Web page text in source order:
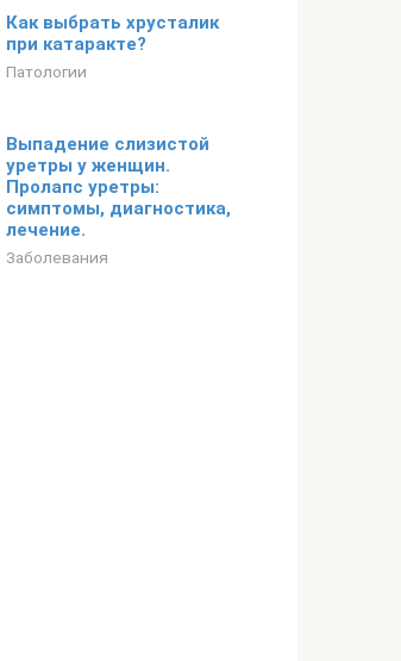
Как выбрать хрусталик
при катаракте?
Патологии
Выпадение слизистой
уретры у женщин.
Пролапс уретры:
симптомы, диагностика,
лечение.
Заболевания